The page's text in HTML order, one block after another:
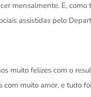
mensalmente. E,
assistidas pelo
muito felizes com o
muito amor, e tudo